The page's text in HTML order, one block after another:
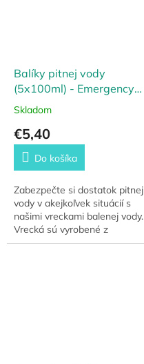
Balíky pitnej vody
(5x100ml) - Emergency
Drinking Water
Skladom
€5,40
Do košíka
Zabezpečte si dostatok pitnej
vody v akejkoľvek situácií s
našimi vreckami balenej vody.
Vrecká sú vyrobené z
odolných materiálov, ktoré